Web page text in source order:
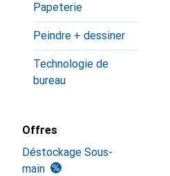
Papeterie
Peindre + dessiner
Technologie de
bureau
Offres
Déstockage Sous-
main